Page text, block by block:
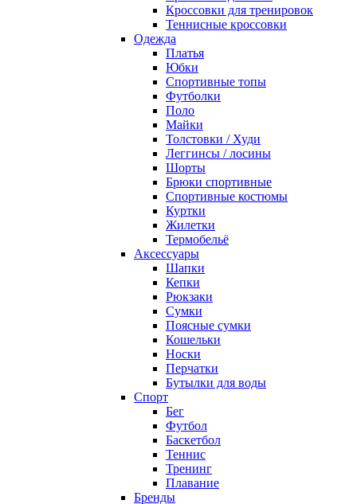
Кроссовки для тренировок
Теннисные кроссовки
Одежда
Платья
Юбки
Спортивные топы
Футболки
Поло
Майки
Толстовки / Худи
Леггинсы / лосины
Шорты
Брюки спортивные
Спортивные костюмы
Куртки
Жилетки
Термобельё
Аксессуары
Шапки
Кепки
Рюкзаки
Сумки
Поясные сумки
Кошельки
Носки
Перчатки
Бутылки для воды
Спорт
Бег
Футбол
Баскетбол
Теннис
Тренинг
Плавание
Бренды